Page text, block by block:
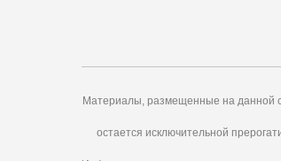
Материалы, размещенные на данной
остается исключительной